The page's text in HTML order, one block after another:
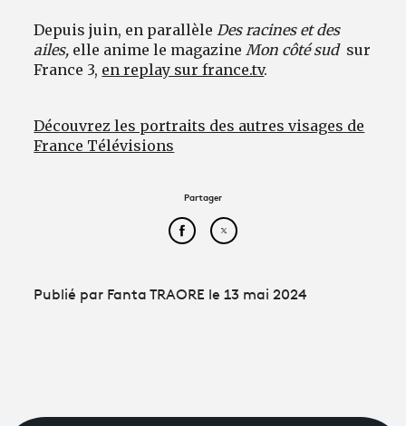
Depuis juin, en parallèle Des racines et des
ailes, elle anime le magazine Mon côté sud sur
France 3, en replay sur france.tv.
Découvrez les portraits des autres visages de
France Télévisions
Partager
Partager cet article sur
Partager cet article sur
Publié par Fanta TRAORE le 13 mai 2024